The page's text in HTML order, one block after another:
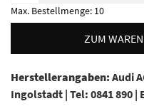
Max. Bestellmenge: 10
ZUM
Herstellerangaben: Audi
Ingolstadt | Tel: 0841 890 |